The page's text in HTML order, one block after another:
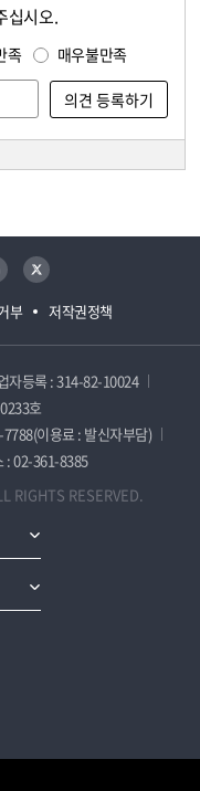
십시오.
족 매우불만족
부 저작권정책
트위터
자등록 : 314-82-10024
호
이용료 : 발신자부담)
: 02-361-8385
RIGHTS RESERVED.